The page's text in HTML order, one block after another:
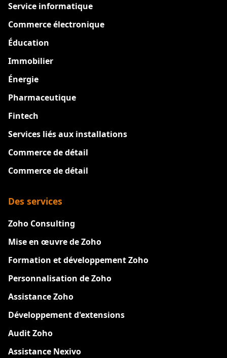
Service informatique
Commerce électronique
Éducation
Immobilier
Énergie
Pharmaceutique
Fintech
Services liés aux installations
Commerce de détail
Commerce de détail
Des services
Zoho Consulting
Mise en œuvre de Zoho
Formation et développement Zoho
Personnalisation de Zoho
Assistance Zoho
Développement d'extensions
Audit Zoho
Assistance Nexivo